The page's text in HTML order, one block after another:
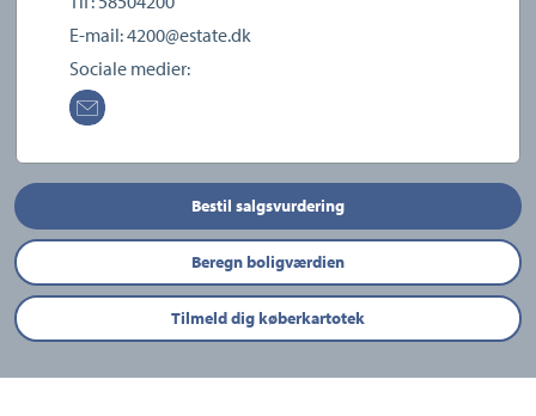
E-mail:4200@estate.dk
Sociale medier:
Bestil salgsvurdering
Beregn boligværdien
Tilmeld dig køberkartotek